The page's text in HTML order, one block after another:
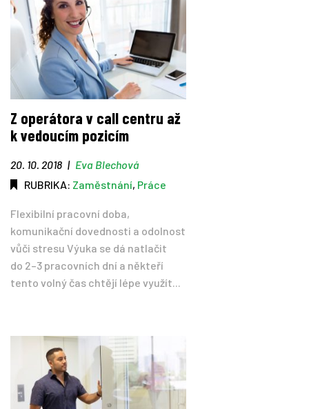
Z operátora v call centru až
k vedoucím pozicím
20. 10. 2018 | Eva Blechová
RUBRIKA: Zaměstnání, Práce
Flexibilní pracovní doba,
komunikační dovednosti a odolnost
vůči stresu Výuka se dá natlačit
do 2–3 pracovních dní a někteří
tento volný čas chtějí lépe využít...